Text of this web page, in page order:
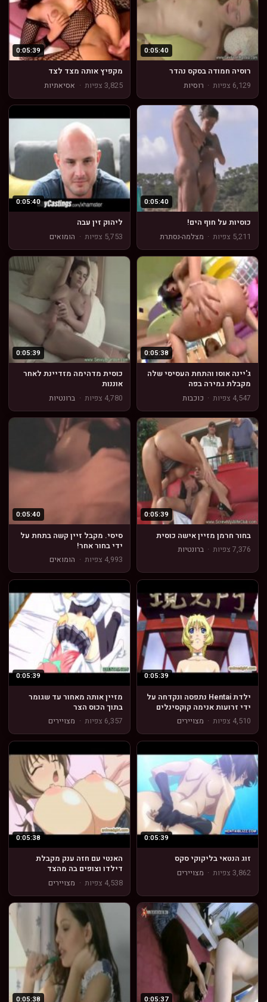
0:05:40
רוסיה חמודה בסקס נהדר
6,129 צפיות
· רוסיות
0:05:39
מקפיץ אותה מצד לצד
3,825 צפיות
· אסיאתיות
0:05:40
כוסיות על חוף הים!
5,211 צפיות
· מצלמה-נסתרת
0:05:40
ליהוק זין עבה
5,753 צפיות
· הומואים
0:05:38
ג'יינה אוסו והתחת העסיסי שלה
מקבלת גמירה בפה
4,547 צפיות
· כוכבות
0:05:39
כוסית מדהימה מזדיינת לאחר
אוננות
4,780 צפיות
· ברונטיות
0:05:39
בחור חרמן מזיין אישה כוסית
7,376 צפיות
· ברונטיות
0:05:40
סיסי. מקבל זיין קשה בתחת על
ידי בחור אחר!
4,993 צפיות
· הומואים
0:05:39
ילדת Hentai נתפסה ונקדחה על
ידי זרועות אנימה קוקסינלים
4,510 צפיות
· מצויירים
0:05:39
מזיין אותה מאחור עד שגומר
בתוך הכוס הצר
6,357 צפיות
· מצויירים
0:05:39
זוג הנטאי בליקוקי סקס
3,862 צפיות
· מצויירים
0:05:38
האנטי עם חזה ענק מקבלת
דילדו וצופים בה מהצד
4,538 צפיות
· מצויירים
0:05:37
0:05:38